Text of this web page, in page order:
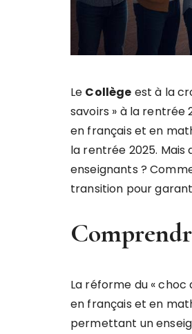
Le Collège est à la
savoirs » à la
en français et en
la rentrée 2025.
enseignants ?
transition pour
La réforme du «
en français et en
permettant un